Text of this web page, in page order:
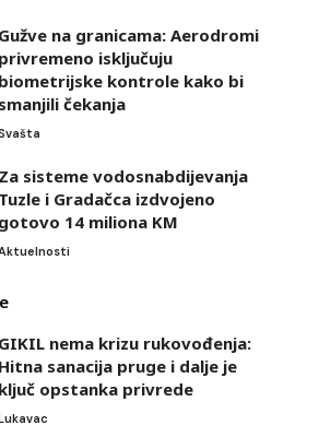
Gužve na granicama: Aerodromi
privremeno isključuju
biometrijske kontrole kako bi
smanjili čekanja
Za sisteme vodosnabdijevanja
Tuzle i Gradačca izdvojeno
gotovo 14 miliona KM
GIKIL nema krizu rukovođenja:
Hitna sanacija pruge i dalje je
ključ opstanka privrede